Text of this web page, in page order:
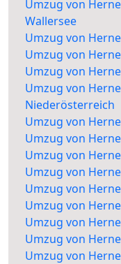
Umzug von
Wallersee
Umzug von
Umzug von
Umzug von
Umzug von
Niederösterreich
Umzug von
Umzug von
Umzug von
Umzug von
Umzug von
Umzug von
Umzug von
Umzug von
Umzug von